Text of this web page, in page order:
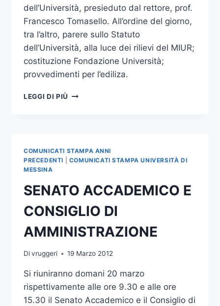
dell’Università, presieduto dal rettore, prof.
Francesco Tomasello. All’ordine del giorno,
tra l’altro, parere sullo Statuto
dell’Università, alla luce dei rilievi del MIUR;
costituzione Fondazione Università;
provvedimenti per l’ediliza.
LEGGI DI PIÙ CONSIGLIO
COMUNICATI STAMPA ANNI
PRECEDENTI
COMUNICATI STAMPA UNIVERSITÀ DI
MESSINA
SENATO ACCADEMICO E
CONSIGLIO DI
AMMINISTRAZIONE
Divruggeri 19 Marzo 2012
Si riuniranno domani 20 marzo
rispettivamente alle ore 9.30 e alle ore
15.30 il Senato Accademico e il Consiglio di